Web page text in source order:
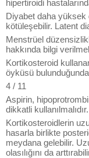
hipertiroidi
Diyabet daha
kötüleşebilir. Latent
Menstrüel
hakkında bilgi
Kortikosteroid
öyküsü
4 / 11
Aspirin,
dikkatli kullanılmalıdır.
Kortikosteroidlerin
hasarla birlikte
meydana gelebilir.
olasılığını da